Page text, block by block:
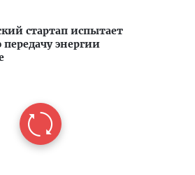
стартап испытает
энергии